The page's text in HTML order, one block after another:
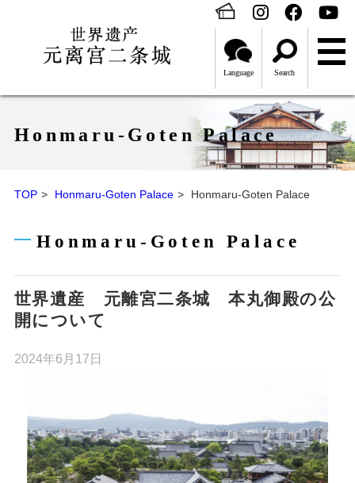
Language Search
Honmaru-Goten Palace
TOP Honmaru-Goten Palace Honmaru-Goten Palace
Honmaru-Goten Palace
世界遺産 元離宮二条城 本丸御殿の公
開について
2024年6月17日